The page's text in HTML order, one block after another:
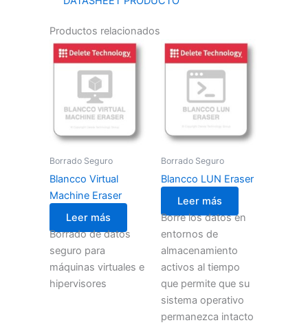
Productos relacionados
Borrado Seguro
Blancco Virtual
Machine Eraser
Leer más
Borrado de datos
seguro para
máquinas virtuales e
hipervisores
Borrado Seguro
Blancco LUN Eraser
Leer más
Borre los datos en
entornos de
almacenamiento
activos al tiempo
que permite que su
sistema operativo
permanezca intacto